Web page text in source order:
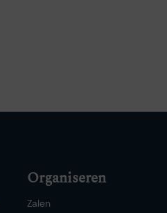
Organiseren
Zalen